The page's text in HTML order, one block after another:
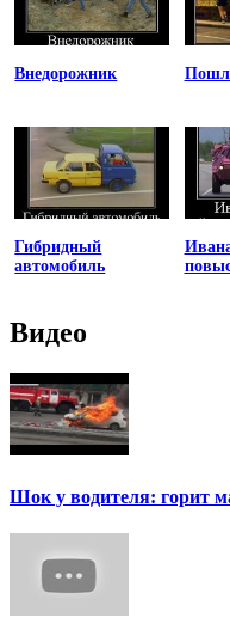
Внедорожник
Гибридный
автомобиль
Видео
Шок у водителя: горит